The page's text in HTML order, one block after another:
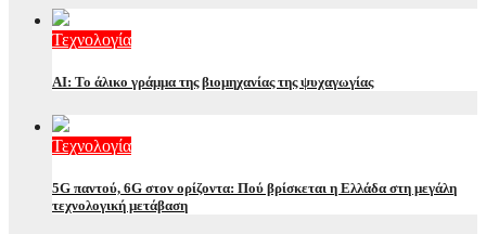
Τεχνολογία
AI: Το άλικο γράμμα της βιομηχανίας της ψυχαγωγίας
Τεχνολογία
5G παντού, 6G στον ορίζοντα: Πού βρίσκεται η Ελλάδα στη μεγάλη
τεχνολογική μετάβαση